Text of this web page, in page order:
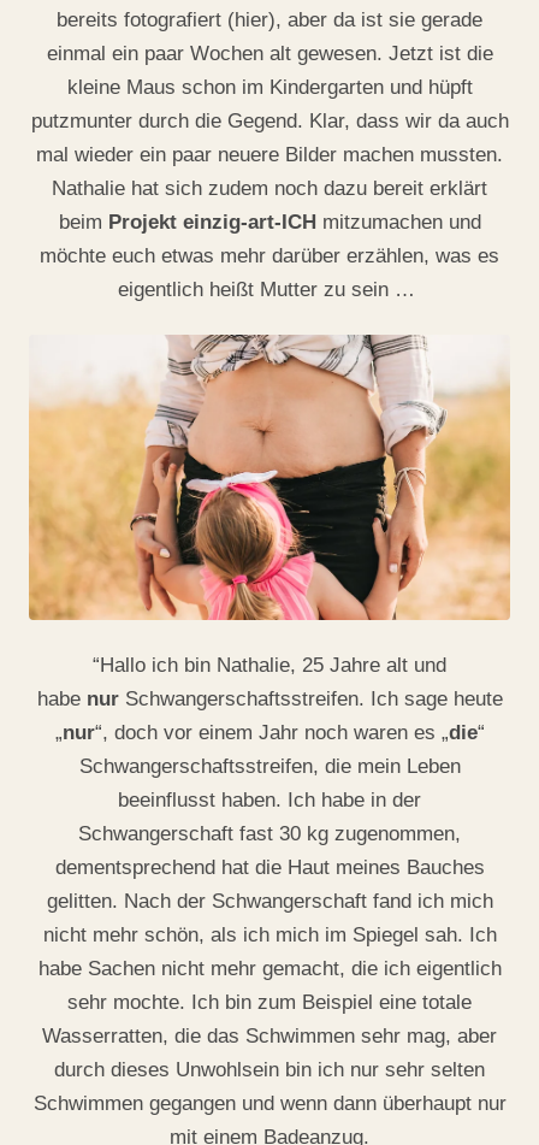
bereits fotografiert (hier), aber da ist sie gerade
einmal ein paar Wochen alt gewesen. Jetzt ist die
kleine Maus schon im Kindergarten und hüpft
putzmunter durch die Gegend. Klar, dass wir da auch
mal wieder ein paar neuere Bilder machen mussten.
Nathalie hat sich zudem noch dazu bereit erklärt
beim Projekt einzig-art-ICH mitzumachen und
möchte euch etwas mehr darüber erzählen, was es
eigentlich heißt Mutter zu sein …
“Hallo ich bin Nathalie, 25 Jahre alt und
habe nur Schwangerschaftsstreifen. Ich sage heute
„nur“, doch vor einem Jahr noch waren es „die“
Schwangerschaftsstreifen, die mein Leben
beeinflusst haben. Ich habe in der
Schwangerschaft fast 30 kg zugenommen,
dementsprechend hat die Haut meines Bauches
gelitten. Nach der Schwangerschaft fand ich mich
nicht mehr schön, als ich mich im Spiegel sah. Ich
habe Sachen nicht mehr gemacht, die ich eigentlich
sehr mochte. Ich bin zum Beispiel eine totale
Wasserratten, die das Schwimmen sehr mag, aber
durch dieses Unwohlsein bin ich nur sehr selten
Schwimmen gegangen und wenn dann überhaupt nur
mit einem Badeanzug.